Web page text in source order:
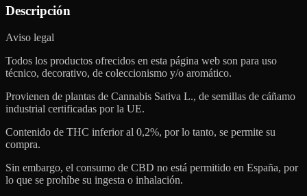
Descripción
Aviso legal
Todos los productos ofrecidos en esta página web son para uso
técnico, decorativo, de coleccionismo y/o aromático.
Provienen de plantas de Cannabis Sativa L., de semillas de cáñamo
industrial certificadas por la UE.
Contenido de THC inferior al 0,2%, por lo tanto, se permite su
compra.
Sin embargo, el consumo de CBD no está permitido en España, por
lo que se prohíbe su ingesta o inhalación.